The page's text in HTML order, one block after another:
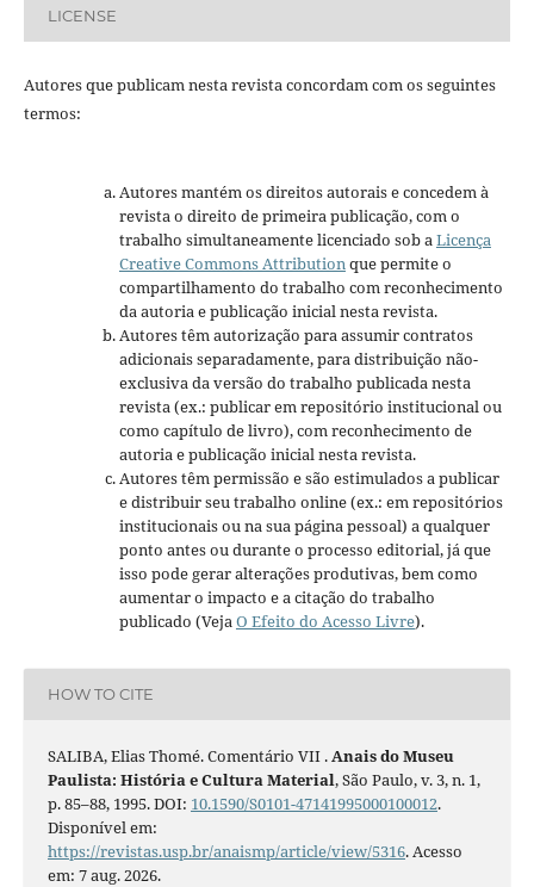
LICENSE
Autores que publicam nesta revista concordam com os seguintes
termos:
Autores mantém os direitos autorais e concedem à
revista o direito de primeira publicação, com o
trabalho simultaneamente licenciado sob aLicença
Creative Commons Attributionque permite o
compartilhamento do trabalho com reconhecimento
da autoria e publicação inicial nesta revista.
Autores têm autorização para assumir contratos
adicionais separadamente, para distribuição não-
exclusiva da versão do trabalho publicada nesta
revista (ex.: publicar em repositório institucional ou
como capítulo de livro), com reconhecimento de
autoria e publicação inicial nesta revista.
Autores têm permissão e são estimulados a publicar
e distribuir seu trabalho online (ex.: em repositórios
institucionais ou na sua página pessoal) a qualquer
ponto antes ou durante o processo editorial, já que
isso pode gerar alterações produtivas, bem como
aumentar o impacto e a citação do trabalho
publicado (VejaO Efeito do Acesso Livre).
HOW TO CITE
SALIBA, Elias Thomé. Comentário VII .Anais do Museu
Paulista: História e Cultura Material, São Paulo, v. 3, n. 1,
p. 85–88, 1995. DOI: 10.1590/S0101-47141995000100012.
Disponível em:
https://revistas.usp.br/anaismp/article/view/5316. Acesso
em: 7 aug. 2026.